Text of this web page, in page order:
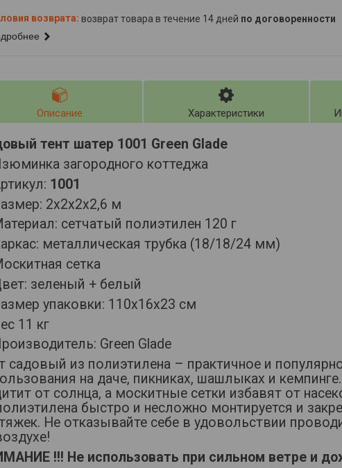
возврат товара в течение 14 дней по договоренности
Описание Характеристики
тент шатер 1001 Green Glade
загородного коттеджа
1001
2х2х2х2,6 м
сетчатый полиэтилен 120 г
металлическая трубка (18/18/24 мм)
сетка
зеленый + белый
упаковки: 110х16х23 см
11 кг
Green Glade
садовый из полиэтилена – практичное и
на даче, пикниках, шашлыках и
от солнца, а москитные сетки избавят от
быстро и несложно монтируется и
Не отказывайте себе в удовольствии
!!! Не использовать при сильном ветре и